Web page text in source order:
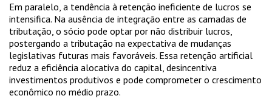
Em paralelo, a tendência à retenção ineficiente de lucros se
intensifica. Na ausência de integração entre as camadas de
tributação, o sócio pode optar por não distribuir lucros,
postergando a tributação na expectativa de mudanças
legislativas futuras mais favoráveis. Essa retenção artificial
reduz a eficiência alocativa do capital, desincentiva
investimentos produtivos e pode comprometer o crescimento
econômico no médio prazo.